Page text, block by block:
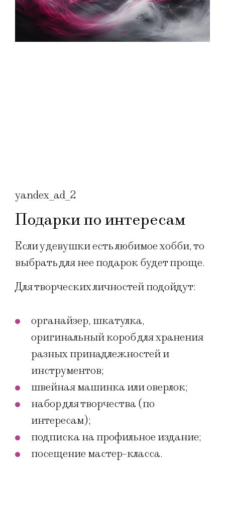
yandex_ad_2
Подарки по интересам
Если у девушки есть любимое хобби, то
выбрать для нее подарок будет проще.
Для творческих личностей подойдут:
органайзер, шкатулка,
оригинальный короб для хранения
разных принадлежностей и
инструментов;
швейная машинка или оверлок;
набор для творчества (по
интересам);
подписка на профильное издание;
посещение мастер-класса.